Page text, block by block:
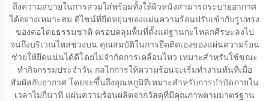
ถึงความสบายในการสวมใส่พร้อมทั้งให้ผิวหนังสามารถระบายอากาศ
ได้อย่างเหมาะสม ดีไซน์ที่ยืดหยุ่นของแผ่นความร้อนปรับเข้ากับรูปทรง
ของคอโดยธรรมชาติ ครอบคลุมพื้นที่ตั้งแต่ฐานกะโหลกศีรษะลงไป
จนถึงบริเวณไหล่ช่วงบน คุณสมบัติในการยึดติดเองของแผ่นความร้อน
ช่วยให้ยึดแน่นได้ดีโดยไม่จำกัดการเคลื่อนไหว เหมาะสำหรับใช้ขณะ
ทำกิจกรรมประจำวัน กลไกการให้ความร้อนจะเริ่มทำงานทันทีเมื่อ
สัมผัสกับอากาศ โดยจะขึ้นถึงอุณหภูมิที่เหมาะสำหรับการบำบัดภายใน
เวลาไม่กี่นาที แผ่นความร้อนผลิตจากวัสดุที่มีคุณภาพตามมาตรฐาน